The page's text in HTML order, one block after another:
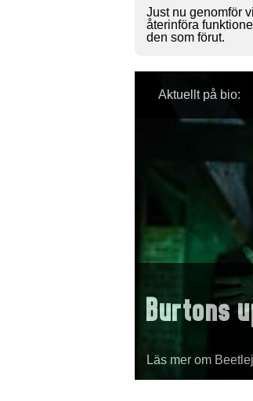
Just nu genomför
återinföra
den som förut.
Aktuellt på bio:
Burtons
Läs mer om